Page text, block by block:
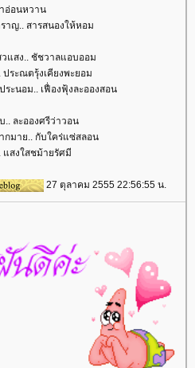
าอ่อนหวาน
าญ.. สารสนองให้หอม
แสง.. ชัชวาลแอบออม
ประณตรุ้งเคียงพะยอม
ระนอม.. เฟื่องฟุ้งละอองสอน
.. ละอองศรีว่าวอน
กมาย.. กับใคร่แซ่สลอน
แสงใสชม้ายรัศมี
27 ตุลาคม 2555 22:56:55 น.